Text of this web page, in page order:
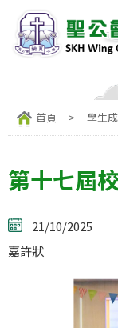
首頁 > 學生
第十七屆
21/10/2025
嘉許狀